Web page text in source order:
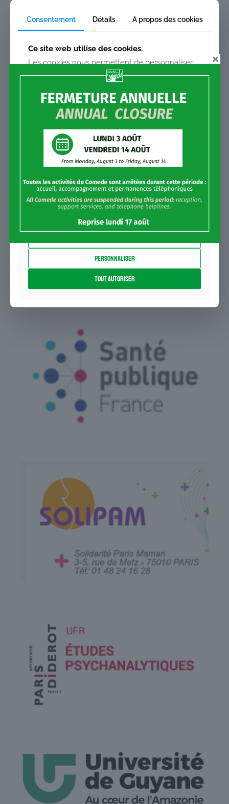
Consentement Détails A propos des cookies
Ce site web utilise des cookies.
Les cookies nous permettent de personnaliser
le contenu et les annonces, d'offrir des
d'analyser notre trafic. Nous partageons
également des informations sur l'utilisation de
notre site avec nos partenaires de médias
sociaux, de publicité et d'analyse, qui peuvent
combiner celles-ci avec d'autres informations
collectées lors de votre utilisation de leurs
services.
Personnaliser
Tout autoriser